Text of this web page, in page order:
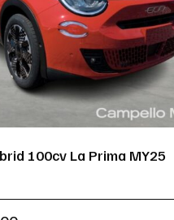
100cv La Prima MY25